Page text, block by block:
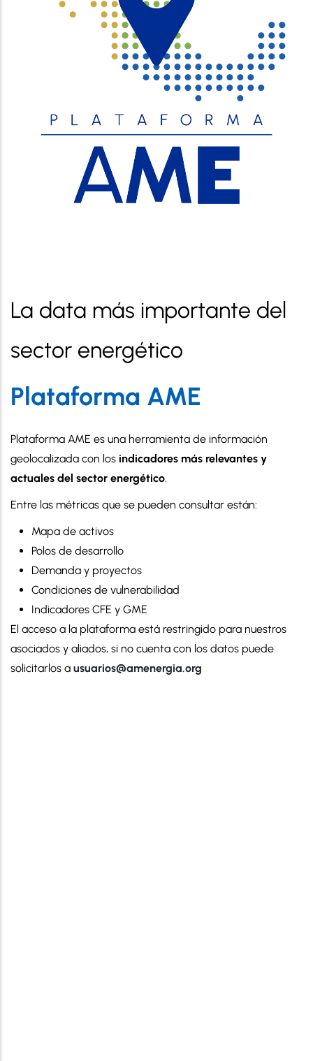
La data más importante del
sector energético
Plataforma AME
Plataforma AME es una herramienta de información
geolocalizada con los indicadores más relevantes y
actuales del sector energético.
Entre las métricas que se pueden consultar están:
Mapa de activos
Polos de desarrollo
Demanda y proyectos
Condiciones de vulnerabilidad
Indicadores CFE y GME
El acceso a la plataforma está restringido para nuestros
asociados y aliados, si no cuenta con los datos puede
solicitarlos a usuarios@amenergia.org